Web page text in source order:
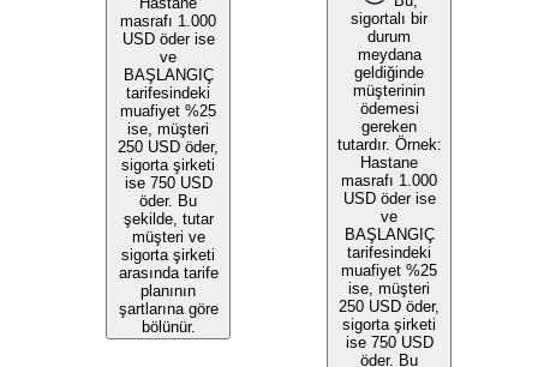
masrafı 1.000
USD öder ise
ve
BAŞLANGIÇ
tarifesindeki
muafiyet %25
ise, müşteri
250 USD öder,
sigorta şirketi
ise 750 USD
öder. Bu
şekilde, tutar
müşteri ve
sigorta şirketi
arasında tarife
planının
şartlarına göre
bölünür.
sigortalı bir
durum
meydana
geldiğinde
müşterinin
ödemesi
gereken
tutardır. Örnek:
Hastane
masrafı 1.000
USD öder ise
ve
BAŞLANGIÇ
tarifesindeki
muafiyet %25
ise, müşteri
250 USD öder,
sigorta şirketi
ise 750 USD
öder. Bu